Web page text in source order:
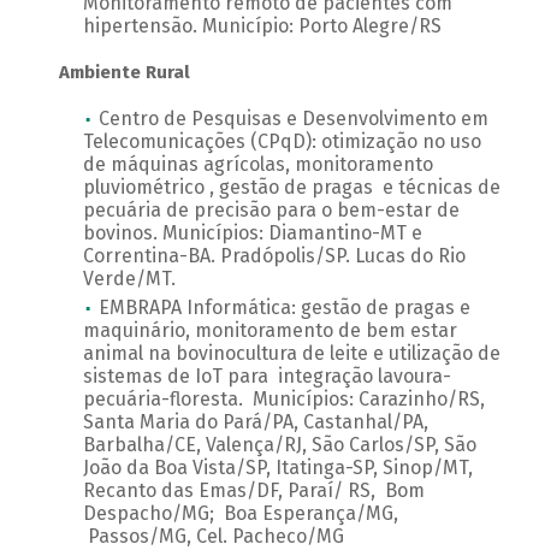
hipertensão. Município: Porto Alegre/RS
Ambiente Rural
Centro de Pesquisas e Desenvolvimento em
Telecomunicações (CPqD): otimização no uso
de máquinas agrícolas, monitoramento
pluviométrico , gestão de pragas e técnicas de
pecuária de precisão para o bem-estar de
bovinos. Municípios: Diamantino-MT e
Correntina-BA. Pradópolis/SP. Lucas do Rio
Verde/MT.
EMBRAPA Informática: gestão de pragas e
maquinário, monitoramento de bem estar
animal na bovinocultura de leite e utilização de
sistemas de IoT para integração lavoura-
pecuária-floresta. Municípios: Carazinho/RS,
Santa Maria do Pará/PA, Castanhal/PA,
Barbalha/CE, Valença/RJ, São Carlos/SP, São
João da Boa Vista/SP, Itatinga-SP, Sinop/MT,
Recanto das Emas/DF, Paraí/ RS, Bom
Despacho/MG; Boa Esperança/MG,
Passos/MG, Cel. Pacheco/MG